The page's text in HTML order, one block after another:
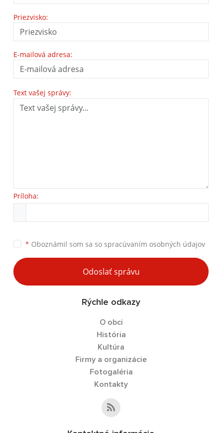
Priezvisko:
E-mailová adresa:
Text vašej správy:
Príloha:
* Oboznámil som sa so spracúvaním osobných údajov
Odoslať správu
Rýchle odkazy
O obci
História
Kultúra
Firmy a organizácie
Fotogaléria
Kontakty